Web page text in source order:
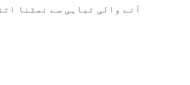
آنے والی تباہی سے نمٹنا